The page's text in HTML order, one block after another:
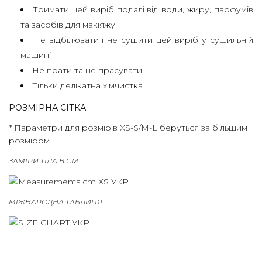
ОБМІН
ТА
ПОВЕРНЕННЯ
GIFT
ПРОЕКТИ
Тримати цей виріб подалі від води, жиру, парфумів
та засобів для макіяжу
Не відбілювати і не сушити цей виріб у сушильній
машині
Не прати та не прасувати
Тільки делікатна хімчистка
РОЗМІРНА СІТКА
* Параметри для розмірів XS-S/M-L беруться за більшим
розміром
ЗАМІРИ ТІЛА В СМ:
МІЖНАРОДНА ТАБЛИЦЯ: